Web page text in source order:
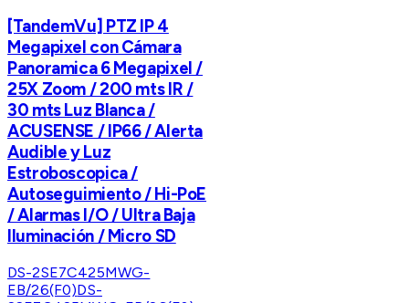
[TandemVu] PTZ IP 4
Megapixel con Cámara
Panoramica 6 Megapixel /
25X Zoom / 200 mts IR /
30 mts Luz Blanca /
ACUSENSE / IP66 / Alerta
Audible y Luz
Estroboscopica /
Autoseguimiento / Hi-PoE
/ Alarmas I/O / Ultra Baja
Iluminación / Micro SD
DS-2SE7C425MWG-
EB/26(F0)DS-